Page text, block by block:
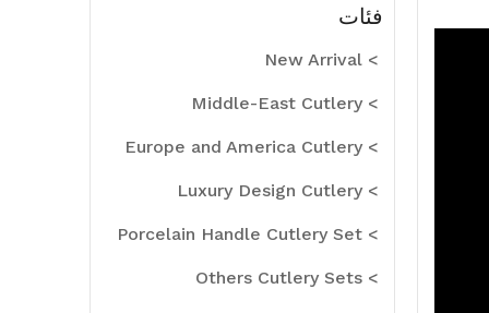
فئات
> New Arrival
> Middle-East Cutlery
> Europe and America Cutlery
> Luxury Design Cutlery
> Porcelain Handle Cutlery Set
> Others Cutlery Sets